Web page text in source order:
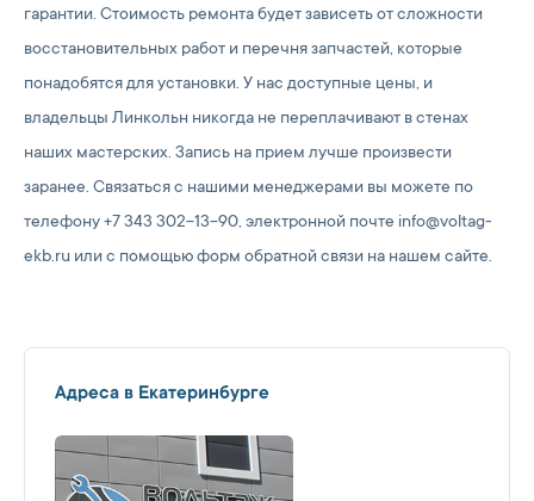
гарантии. Стоимость ремонта будет зависеть от сложности
восстановительных работ и перечня запчастей, которые
понадобятся для установки. У нас доступные цены, и
владельцы Линкольн никогда не переплачивают в стенах
наших мастерских. Запись на прием лучше произвести
заранее. Связаться с нашими менеджерами вы можете по
телефону +7 343 302-13-90, электронной почте info@voltag-
ekb.ru или с помощью форм обратной связи на нашем сайте.
Адреса в Екатеринбурге